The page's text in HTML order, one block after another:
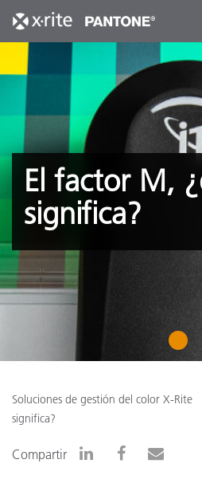
El factor M,
significa?
1
Soluciones de gestión del color X-Rite
significa?
Compartir